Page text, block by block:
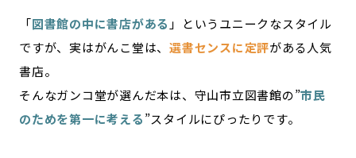
「図書館の中に書店がある 」というユニークなスタイル
ですが、実はがんこ堂は、 選書センスに定評がある人気
書店。
そんなガンコ堂が選んだ本は、守山市立図書館の”市民
のためを第一に考える”スタイルにぴったりです。